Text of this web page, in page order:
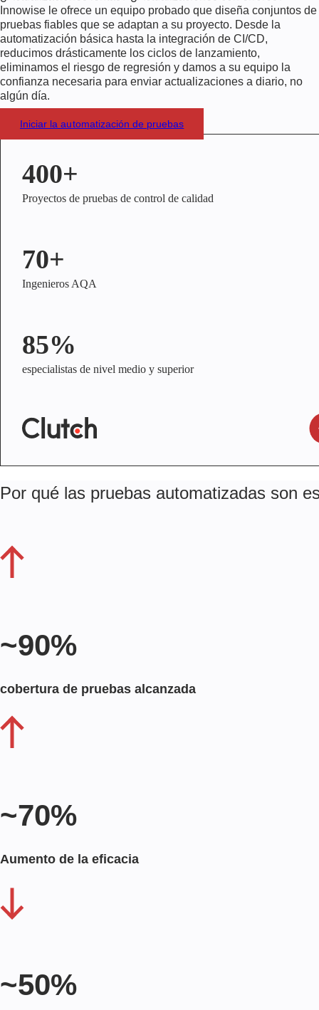
Innowise le ofrece un equipo probado que diseña conjuntos de
pruebas fiables que se adaptan a su proyecto. Desde la
automatización básica hasta la integración de CI/CD,
reducimos drásticamente los ciclos de lanzamiento,
eliminamos el riesgo de regresión y damos a su equipo la
confianza necesaria para enviar actualizaciones a diario, no
algún día.
Iniciar la automatización de pruebas
400+
Proyectos de pruebas de control de calidad
70+
Ingenieros AQA
85%
especialistas de nivel medio y superior
Por qué las pruebas automatizadas son
~90%
cobertura de pruebas alcanzada
~70%
Aumento de la eficacia
~50%